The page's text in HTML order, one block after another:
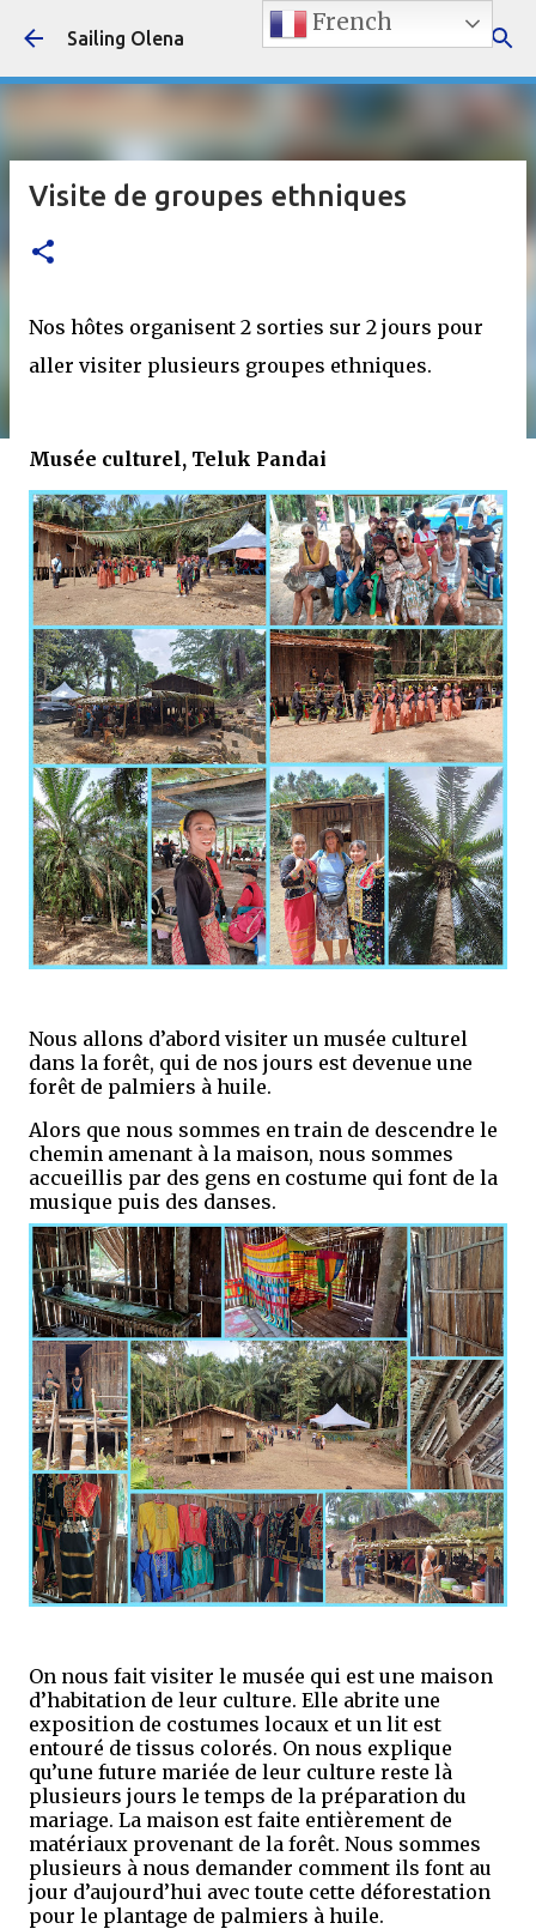
Accéder au contenu principal
Sailing Olena
Visite de groupes ethniques
Nos hôtes organisent 2 sorties sur 2 jours pour
aller visiter plusieurs groupes ethniques.
Musée culturel, Teluk Pandai
Nous allons d’abord visiter un musée culturel
dans la forêt, qui de nos jours est devenue une
forêt de palmiers à huile.
Alors que nous sommes en train de descendre le
chemin amenant à la maison, nous sommes
accueillis par des gens en costume qui font de la
musique puis des danses.
On nous fait visiter le musée qui est une maison
d’habitation de leur culture. Elle abrite une
exposition de costumes locaux et un lit est
entouré de tissus colorés. On nous explique
qu’une future mariée de leur culture reste là
plusieurs jours le temps de la préparation du
mariage. La maison est faite entièrement de
matériaux provenant de la forêt. Nous sommes
plusieurs à nous demander comment ils font au
jour d’aujourd’hui avec toute cette déforestation
pour le plantage de palmiers à huile.
French